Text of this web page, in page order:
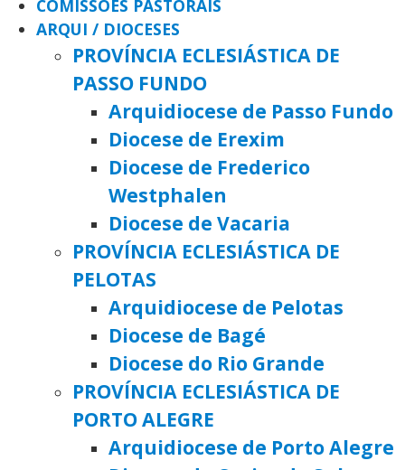
COMISSÕES PASTORAIS
ARQUI / DIOCESES
PROVÍNCIA ECLESIÁSTICA DE
PASSO FUNDO
Arquidiocese de Passo Fundo
Diocese de Erexim
Diocese de Frederico
Westphalen
Diocese de Vacaria
PROVÍNCIA ECLESIÁSTICA DE
PELOTAS
Arquidiocese de Pelotas
Diocese de Bagé
Diocese do Rio Grande
PROVÍNCIA ECLESIÁSTICA DE
PORTO ALEGRE
Arquidiocese de Porto Alegre